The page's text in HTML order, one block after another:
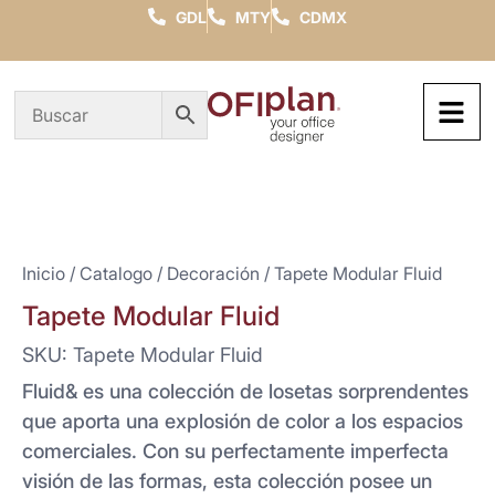
GDL MTY CDMX
Inicio / Catalogo / Decoración / Tapete Modular Fluid
Tapete Modular Fluid
SKU: Tapete Modular Fluid
Fluid& es una colección de losetas sorprendentes
que aporta una explosión de color a los espacios
comerciales. Con su perfectamente imperfecta
visión de las formas, esta colección posee un